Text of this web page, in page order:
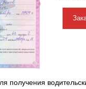
получения